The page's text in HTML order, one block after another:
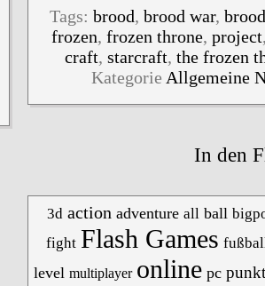
Tags: brood, brood war,
frozen, frozen throne, project
craft, starcraft, the frozen
Kategorie Allgemeine
In den
3d action adventure all ball
fight Flash Games
level multiplayer online pc